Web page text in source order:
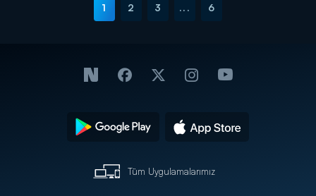
1 2 3 ... 6
Tüm Uygulamalarımız